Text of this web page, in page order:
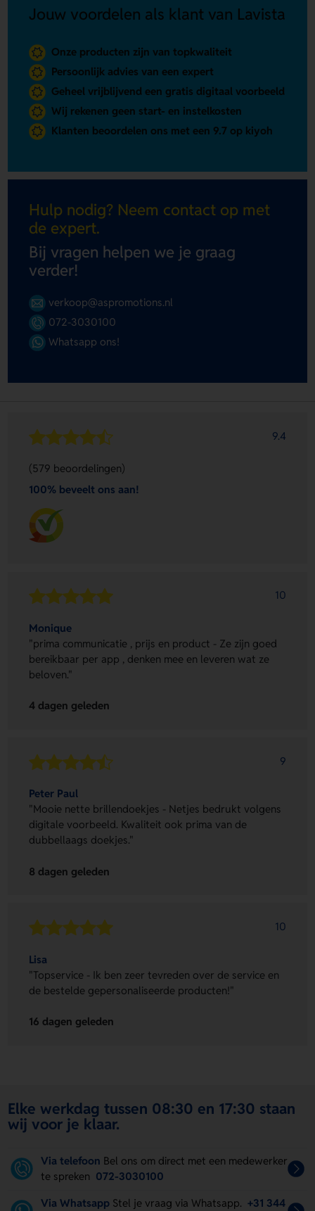
Jouw voordelen als klant van Lavista
Onze producten zijn van topkwaliteit
Persoonlijk advies van een expert
Geheel vrijblijvend een gratis digitaal voorbeeld
Wij rekenen geen start- en instelkosten
Klanten beoordelen ons met een 9.7 op kiyoh
Hulp nodig? Neem contact op met
de expert.
Bij vragen helpen we je graag
verder!
verkoop@aspromotions.nl
072-3030100
Whatsapp ons!
9.4
(579 beoordelingen)
100% beveelt ons aan!
10
Monique
"prima communicatie , prijs en product - Ze zijn goed
bereikbaar per app , denken mee en leveren wat ze
beloven."
4 dagen geleden
9
Peter Paul
"Mooie nette brillendoekjes - Netjes bedrukt volgens
digitale voorbeeld. Kwaliteit ook prima van de
dubbellaags doekjes."
8 dagen geleden
10
Lisa
"Topservice - Ik ben zeer tevreden over de service en
de bestelde gepersonaliseerde producten!"
16 dagen geleden
Elke werkdag tussen 08:30 en 17:30 staan
wij voor je klaar.
Via telefoon Bel ons om direct met een medewerker
te spreken 072-3030100
Via Whatsapp Stel je vraag via Whatsapp. +31 344